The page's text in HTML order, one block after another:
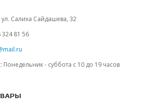
ул. Салиха Сайдашева, 32
324 81 56
Понедельник - суббота с 10 до 19 часов